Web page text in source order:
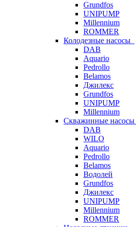
Grundfos
UNIPUMP
Millennium
ROMMER
Колодезные насосы
DAB
Aquario
Pedrollo
Belamos
Джилекс
Grundfos
UNIPUMP
Millennium
Скважинные насосы
DAB
WILO
Aquario
Pedrollo
Belamos
Водолей
Grundfos
Джилекс
UNIPUMP
Millennium
ROMMER